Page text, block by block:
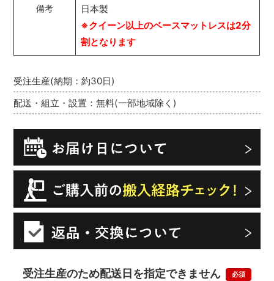
受注生産(納期：約30日)
配送・組立・設置：無料(一部地域除く)
受注生産のため配送日を指定できません
備考
日本製
※クイーン以上のベースマットレスは2分
割となります